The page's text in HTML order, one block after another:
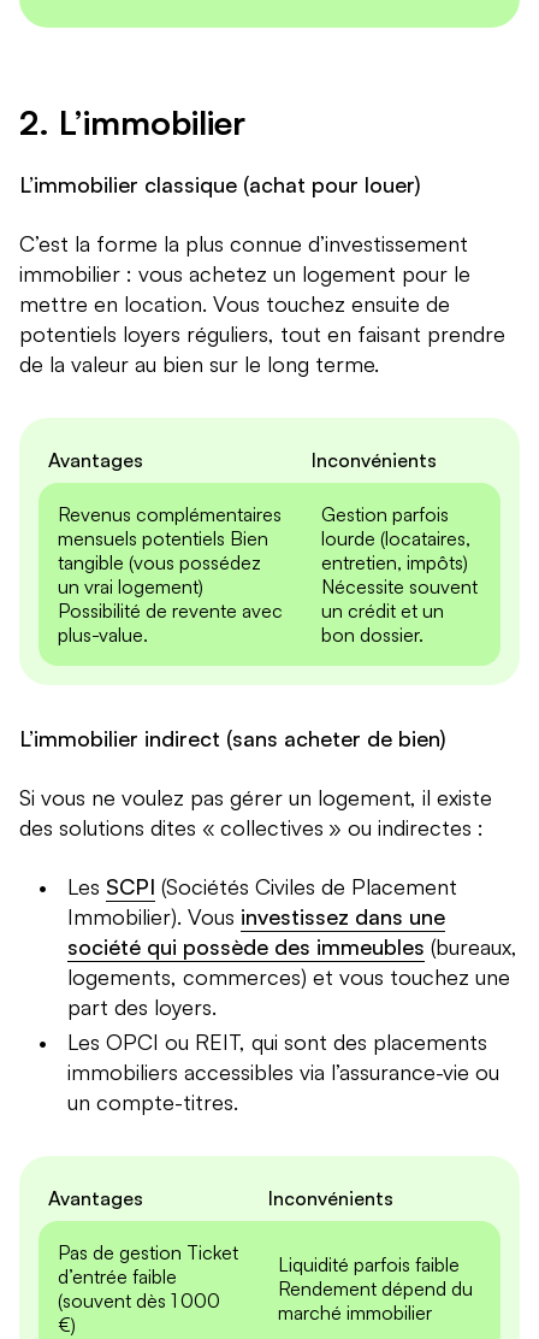
2. L’immobilier
L’immobilier classique (achat pour louer)
C’est la forme la plus connue d’investissement
immobilier : vous achetez un logement pour le
mettre en location. Vous touchez ensuite de
potentiels loyers réguliers, tout en faisant prendre
de la valeur au bien sur le long terme.
Avantages Inconvénients
Revenus complémentaires
mensuels potentiels Bien
tangible (vous possédez
un vrai logement)
Possibilité de revente avec
plus-value.
Gestion parfois
lourde (locataires,
entretien, impôts)
Nécessite souvent
un crédit et un
bon dossier.
L’immobilier indirect (sans acheter de bien)
Si vous ne voulez pas gérer un logement, il existe
des solutions dites « collectives » ou indirectes :
Les SCPI (Sociétés Civiles de Placement
Immobilier). Vous investissez dans une
société qui possède des immeubles (bureaux,
logements, commerces) et vous touchez une
part des loyers.
Les OPCI ou REIT, qui sont des placements
immobiliers accessibles via l’assurance-vie ou
un compte-titres.
Avantages Inconvénients
Pas de gestion Ticket
d’entrée faible
(souvent dès 1 000
€)
Liquidité parfois faible
Rendement dépend du
marché immobilier